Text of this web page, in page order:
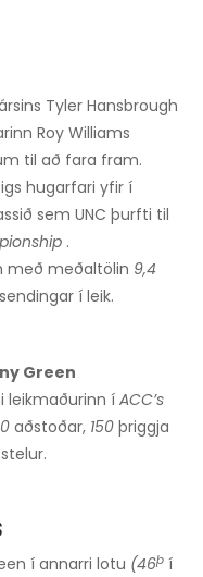
Tyler Hansbrough
Roy Williams
til að fara fram.
hugarfari yfir í
sem UNC þurfti til
.
með meðaltölin 9,4
í leik.
Green
leikmaðurinn íACC’s
aðstoðar, 150 þriggja
stelur.
í annarri lotu (46þ í